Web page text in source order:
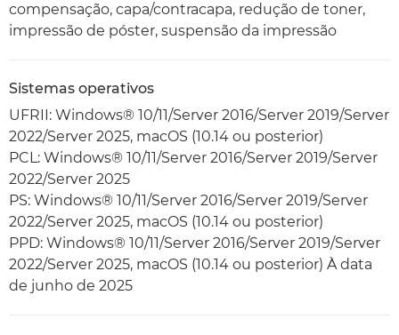
compensação, capa/contracapa, redução de toner,
impressão de póster, suspensão da impressão
Sistemas operativos
UFRII: Windows® 10/11/Server 2016/Server 2019/Server
2022/Server 2025, macOS (10.14 ou posterior)
PCL: Windows® 10/11/Server 2016/Server 2019/Server
2022/Server 2025
PS: Windows® 10/11/Server 2016/Server 2019/Server
2022/Server 2025, macOS (10.14 ou posterior)
PPD: Windows® 10/11/Server 2016/Server 2019/Server
2022/Server 2025, macOS (10.14 ou posterior) À data
de junho de 2025